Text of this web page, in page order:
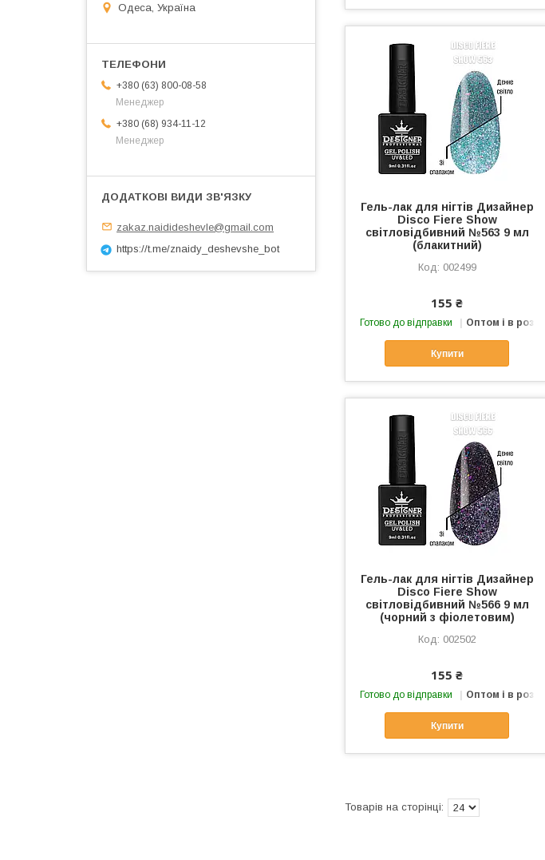
Гель-лак для нігтів Дизайнер
Disco Fiere Show
світловідбивний №563 9 мл
(блакитний)
002499
155 ₴
Готово до відправки Оптом і в
Купити
Гель-лак для нігтів Дизайнер
Disco Fiere Show
світловідбивний №566 9 мл
(чорний з фіолетовим)
002502
155 ₴
Готово до відправки Оптом і в
Купити
Одеса, Україна
+380 (63) 800-08-58
Менеджер
+380 (68) 934-11-12
Менеджер
zakaz.naidideshevle@gmail.com
https://t.me/znaidy_deshevshe_bot